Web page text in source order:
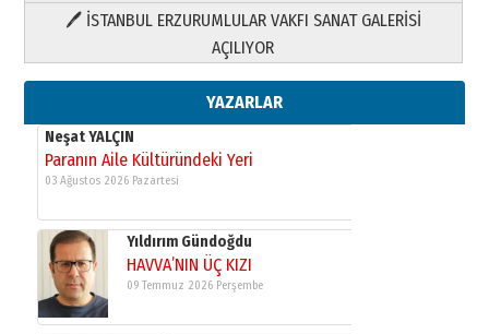
🖊 İSTANBUL ERZURUMLULAR VAKFI SANAT GALERİSİ
AÇILIYOR
YAZARLAR
Yusuf POLAT
Şampiyonluk Sebahattin Şirin’e
yazar
11 Mayıs 2026 Pazartesi
Neşat YALÇIN
Paranın Aile Kültüründeki Yeri
03 Ağustos 2026 Pazartesi
Yıldırım Gündoğdu
HAVVA’NIN ÜÇ KIZI
09 Temmuz 2026 Perşembe